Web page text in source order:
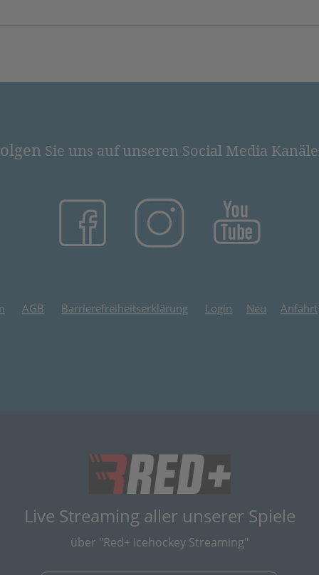
Sie uns auf unseren Social Media
(öffnet in neuem Tab)(öffnet in neuem Tab)
AGB Barrierefreiheitserklärung Login Neu Anfahrt
Live Streaming aller unserer Spiele
über "Red+ Icehockey Streaming"